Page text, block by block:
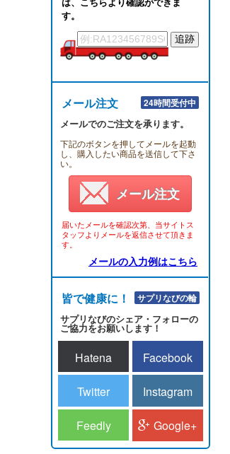
す。
メール注文 24時間受付中
メールでのご注文を承ります。
下記のボタンを押してメールを起動
し、購入したい商品を送信して下さ
い。
メール注文
届いたメールを確認次第、当サイトス
タッフよりメールを返信させて頂きま
す。
メールの入力例はこちら
皆で健康に！！サプリなびの輪
サプリなびのシェア・フォローの
ご協力をお願いします！
Hatena Facebook
Twitter Instagram
Feedly Google+